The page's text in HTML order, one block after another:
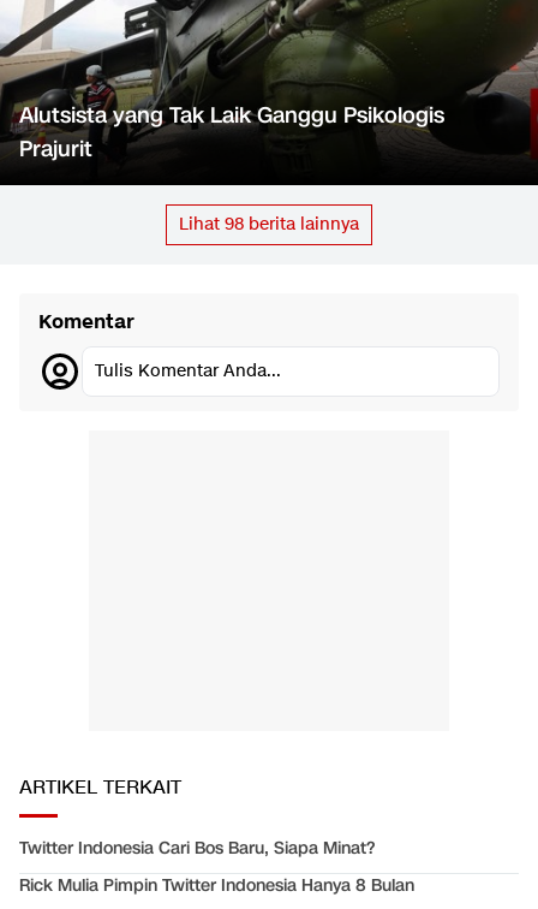
Alutsista yang Tak Laik Ganggu Psikologis
Prajurit
Lihat 98 berita lainnya
Komentar
Tulis Komentar Anda...
ARTIKEL TERKAIT
Twitter Indonesia Cari Bos Baru, Siapa Minat?
Rick Mulia Pimpin Twitter Indonesia Hanya 8 Bulan